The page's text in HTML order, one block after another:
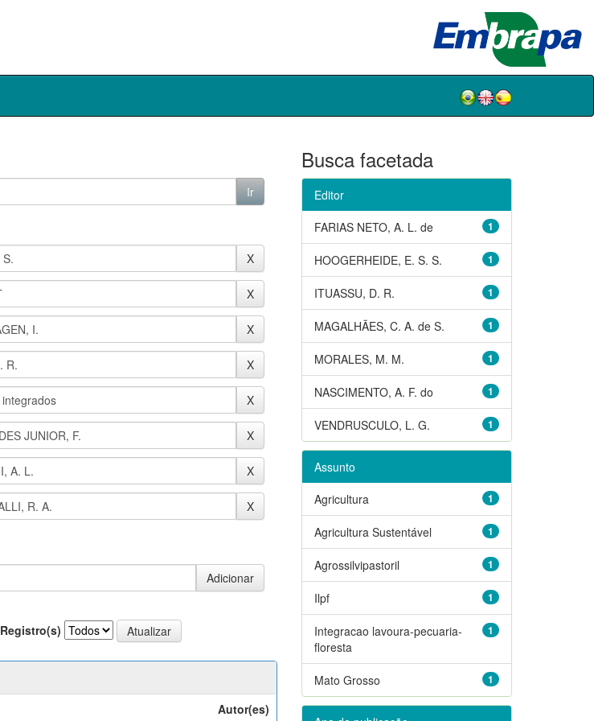
Registro(s)
Autor(es)
Busca facetada
Editor
1
FARIAS NETO, A. L. de
1
HOOGERHEIDE, E. S. S.
1
ITUASSU, D. R.
1
MAGALHÃES, C. A. de S.
1
MORALES, M. M.
1
NASCIMENTO, A. F. do
1
VENDRUSCULO, L. G.
Assunto
1
Agricultura
1
Agricultura Sustentável
1
Agrossilvipastoril
1
Ilpf
1
Integracao lavoura-pecuaria-
floresta
1
Mato Grosso